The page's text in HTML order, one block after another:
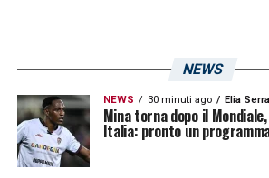
NEWS
NEWS 30 minuti ago Elia Serra
Mina torna dopo il
Italia: pronto un